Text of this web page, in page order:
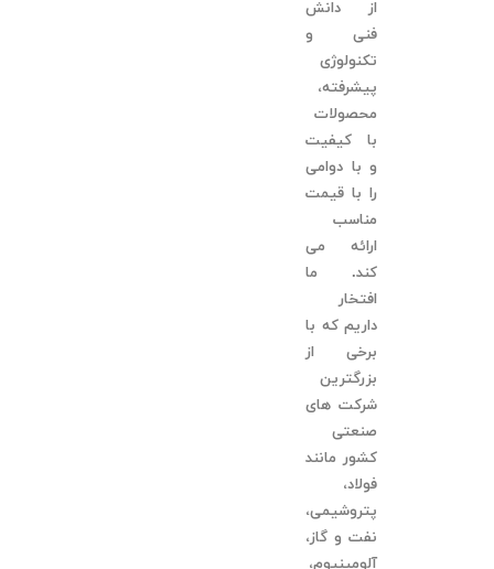
از دانش
فنی و
تکنولوژی
پیشرفته،
محصولات
با کیفیت
و با دوامی
را با قیمت
مناسب
ارائه می
کند. ما
افتخار
داریم که با
برخی از
بزرگترین
شرکت های
صنعتی
کشور مانند
فولاد،
پتروشیمی،
نفت و گاز،
آلومینیوم،